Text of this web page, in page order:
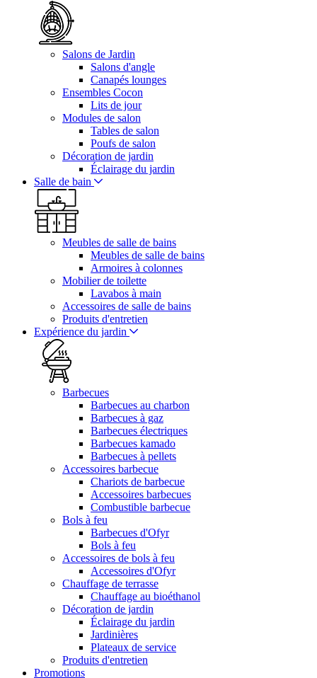
Salons de Jardin
Salons d'angle
Canapés lounges
Ensembles Cocon
Lits de jour
Modules de salon
Tables de salon
Poufs de salon
Décoration de jardin
Éclairage du jardin
Salle de bain
Meubles de salle de bains
Meubles de salle de bains
Armoires à colonnes
Mobilier de toilette
Lavabos à main
Accessoires de salle de bains
Produits d'entretien
Expérience du jardin
Barbecues
Barbecues au charbon
Barbecues à gaz
Barbecues électriques
Barbecues kamado
Barbecues à pellets
Accessoires barbecue
Chariots de barbecue
Accessoires barbecues
Combustible barbecue
Bols à feu
Barbecues d'Ofyr
Bols à feu
Accessoires de bols à feu
Accessoires d'Ofyr
Chauffage de terrasse
Chauffage au bioéthanol
Décoration de jardin
Éclairage du jardin
Jardinières
Plateaux de service
Produits d'entretien
Promotions